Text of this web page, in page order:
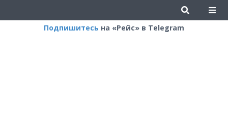
Подпишитесь на «Рейс» в Telegram